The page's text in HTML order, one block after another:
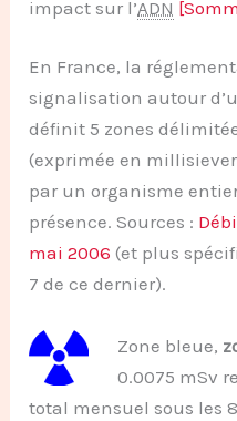
impact sur l’ADN
En France, la
signalisation autour
définit 5 zones
(exprimée en
par un organisme
présence. Sources :
mai 2006 (et plus
7 de ce dernier).
Zone bleue,
0.0075 mSv
total mensuel sous les